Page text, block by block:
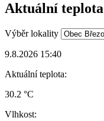
Aktuální teplota
Výběr lokality
9.8.2026 15:40
Aktuální teplota:
30.2 °C
Vlhkost: